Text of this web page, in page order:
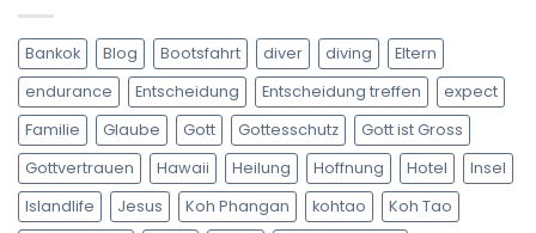
Bankok Blog Bootsfahrt diver diving
Eltern
endurance
Entscheidung Entscheidung treffen
expect
Familie
Glaube Gott Gottesschutz
Gott ist Gross
Gottvertrauen
Hawaii Heilung Hoffnung Hotel
Insel
Islandlife
Jesus Koh Phangan kohtao
Koh Tao